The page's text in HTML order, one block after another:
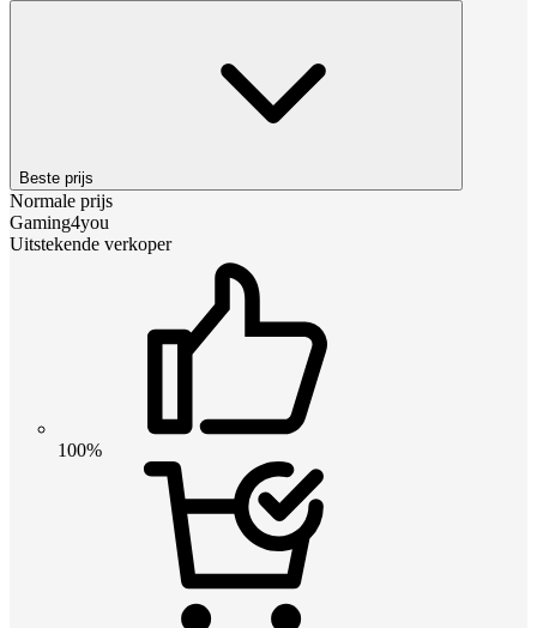
Beste prijs
Normale prijs
Gaming4you
Uitstekende verkoper
100%